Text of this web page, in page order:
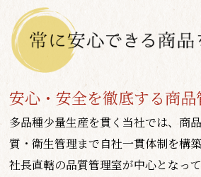
安心・安全を徹底する商品
多品種少量生産を貫く当社では、商
質・衛生管理まで自社一貫体制を構築
社長直轄の品質管理室が中心となっ